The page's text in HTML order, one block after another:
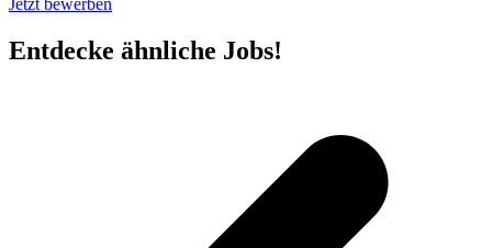
Jetzt bewerben
Entdecke ähnliche Jobs!